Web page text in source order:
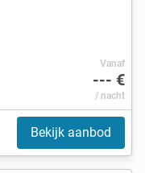
Vanaf
--- €
/ nacht
Bekijk aanbod